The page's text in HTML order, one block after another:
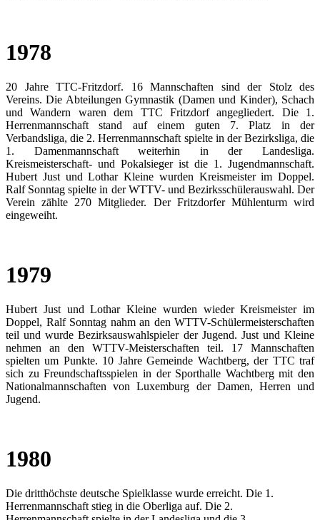
1978
20 Jahre TTC-Fritzdorf. 16 Mannschaften sind der Stolz des
Vereins. Die Abteilungen Gymnastik (Damen und Kinder), Schach
und Wandern waren dem TTC Fritzdorf angegliedert. Die 1.
Herrenmannschaft stand auf einem guten 7. Platz in der
Verbandsliga, die 2. Herrenmannschaft spielte in der Bezirksliga, die
1. Damenmannschaft weiterhin in der Landesliga.
Kreismeisterschaft- und Pokalsieger ist die 1. Jugendmannschaft.
Hubert Just und Lothar Kleine wurden Kreismeister im Doppel.
Ralf Sonntag spielte in der WTTV- und Bezirksschülerauswahl. Der
Verein zählte 270 Mitglieder. Der Fritzdorfer Mühlenturm wird
eingeweiht.
1979
Hubert Just und Lothar Kleine wurden wieder Kreismeister im
Doppel, Ralf Sonntag nahm an den WTTV-Schülermeisterschaften
teil und wurde Bezirksauswahlspieler der Jugend. Just und Kleine
nehmen an den WTTV-Meisterschaften teil. 17 Mannschaften
spielten um Punkte. 10 Jahre Gemeinde Wachtberg, der TTC traf
sich zu Freundschaftsspielen in der Sporthalle Wachtberg mit den
Nationalmannschaften von Luxemburg der Damen, Herren und
Jugend.
1980
Die dritthöchste deutsche Spielklasse wurde erreicht. Die 1.
Herrenmannschaft stieg in die Oberliga auf. Die 2.